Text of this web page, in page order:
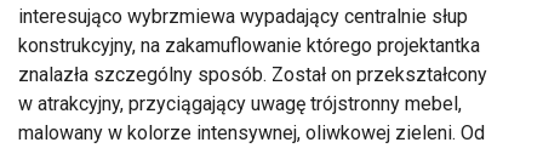
interesująco wybrzmiewa wypadający centralnie słup
konstrukcyjny, na zakamuflowanie którego projektantka
znalazła szczególny sposób. Został on przekształcony
w atrakcyjny, przyciągający uwagę trójstronny mebel,
malowany w kolorze intensywnej, oliwkowej zieleni. Od